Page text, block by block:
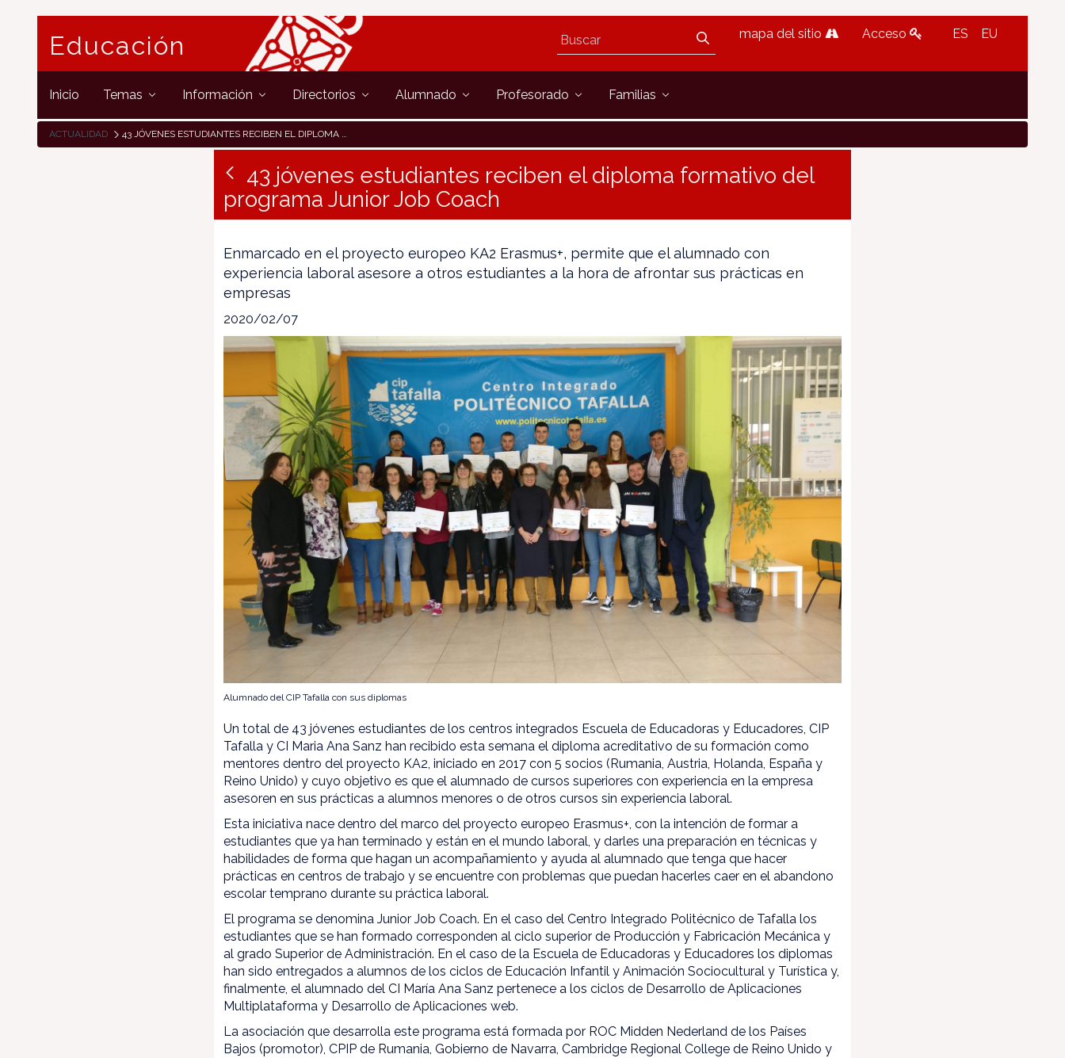
Educación mapa del sitio Acceso ES EU
Inicio Temas Información Directorios Alumnado Profesorado Familias
ACTUALIDAD 43 JÓVENES ESTUDIANTES RECIBEN EL DIPLOMA FORMATIVO DEL PROGRAMA JUNIOR JOB COACH
43 jóvenes estudiantes reciben el diploma formativo del
programa Junior Job Coach
Enmarcado en el proyecto europeo KA2 Erasmus+, permite que el alumnado con
experiencia laboral asesore a otros estudiantes a la hora de afrontar sus prácticas en
empresas
2020/02/07
Alumnado del CIP Tafalla con sus diplomas
Un total de 43 jóvenes estudiantes de los centros integrados Escuela de Educadoras y Educadores, CIP
Tafalla y CI Maria Ana Sanz han recibido esta semana el diploma acreditativo de su formación como
mentores dentro del proyecto KA2, iniciado en 2017 con 5 socios (Rumania, Austria, Holanda, España y
Reino Unido) y cuyo objetivo es que el alumnado de cursos superiores con experiencia en la empresa
asesoren en sus prácticas a alumnos menores o de otros cursos sin experiencia laboral.
Esta iniciativa nace dentro del marco del proyecto europeo Erasmus+, con la intención de formar a
estudiantes que ya han terminado y están en el mundo laboral, y darles una preparación en técnicas y
habilidades de forma que hagan un acompañamiento y ayuda al alumnado que tenga que hacer
prácticas en centros de trabajo y se encuentre con problemas que puedan hacerles caer en el abandono
escolar temprano durante su práctica laboral.
El programa se denomina Junior Job Coach. En el caso del Centro Integrado Politécnico de Tafalla los
estudiantes que se han formado corresponden al ciclo superior de Producción y Fabricación Mecánica y
al grado Superior de Administración. En el caso de la Escuela de Educadoras y Educadores los diplomas
han sido entregados a alumnos de los ciclos de Educación Infantil y Animación Sociocultural y Turística y,
finalmente, el alumnado del CI María Ana Sanz pertenece a los ciclos de Desarrollo de Aplicaciones
Multiplataforma y Desarrollo de Aplicaciones web.
La asociación que desarrolla este programa está formada por ROC Midden Nederland de los Países
Bajos (promotor), CPIP de Rumania, Gobierno de Navarra, Cambridge Regional College de Reino Unido y